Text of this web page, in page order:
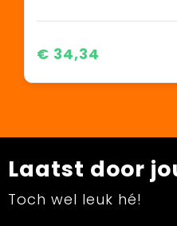
€ 34,34
Laatst door
Toch wel leuk hé!